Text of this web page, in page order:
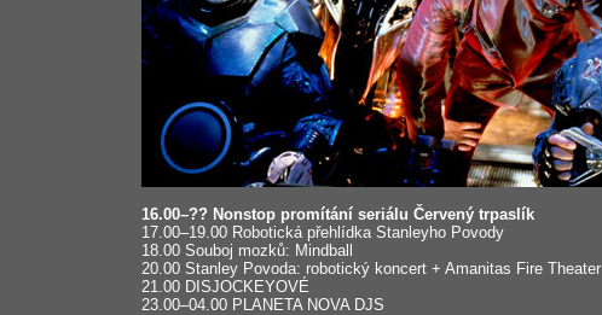
16.00–?? Nonstop promítání seriálu Červený trpaslík
17.00–19.00 Robotická přehlídka Stanleyho Povody
18.00 Souboj mozků: Mindball
20.00 Stanley Povoda: robotický koncert + Amanitas Fire Theater
21.00 DISJOCKEYOVÉ
23.00–04.00 PLANETA NOVA DJS